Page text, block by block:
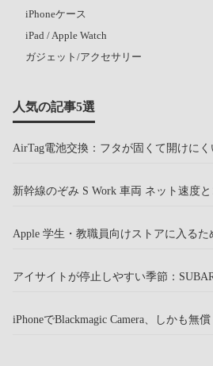
iPhoneケース
iPad / Apple Watch
ガジェット/アクセサリー
人気の記事5選
AirTag電池交換：フタが固くて開けにく
新幹線のぞみ S Work 車両 ネット速度
Apple 学生・教職員向けストアに入る
アイサイトが停止しやすい季節：
iPhoneでBlackmagic Camera、しかも無償